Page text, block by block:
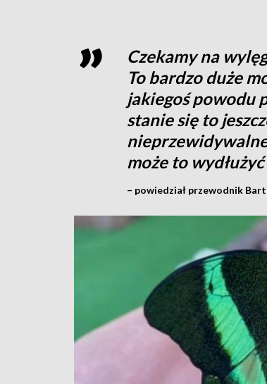
Czekamy na
To bardzo duże
jakiegoś powodu
stanie się to
może to
– powiedział przewodnik